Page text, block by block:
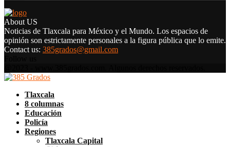
About US
Noticias de Tlaxcala para México y el Mundo. Los espacios de
opinión son estrictamente personales a la figura pública que lo emite.
Contact us: 385grados@gmail.com
Tlaxcala
8 columnas
Educación
Policía
Regiones
Tlaxcala Capital